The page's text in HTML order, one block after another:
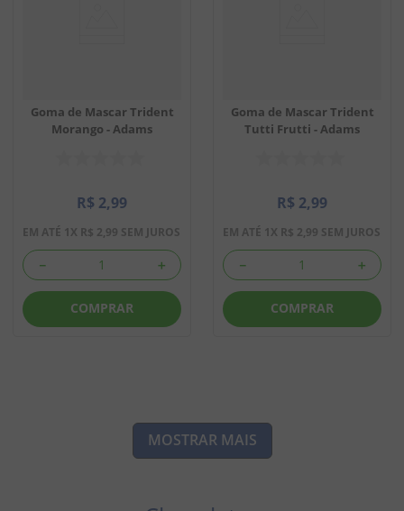
Goma de Mascar Trident
Morango - Adams
R$ 2,99
EM ATÉ 1X R$ 2,99 SEM JUROS
＋
－
COMPRAR
Goma de Mascar Trident
Tutti Frutti - Adams
R$ 2,99
EM ATÉ 1X R$ 2,99 SEM JUROS
＋
－
COMPRAR
MOSTRAR MAIS